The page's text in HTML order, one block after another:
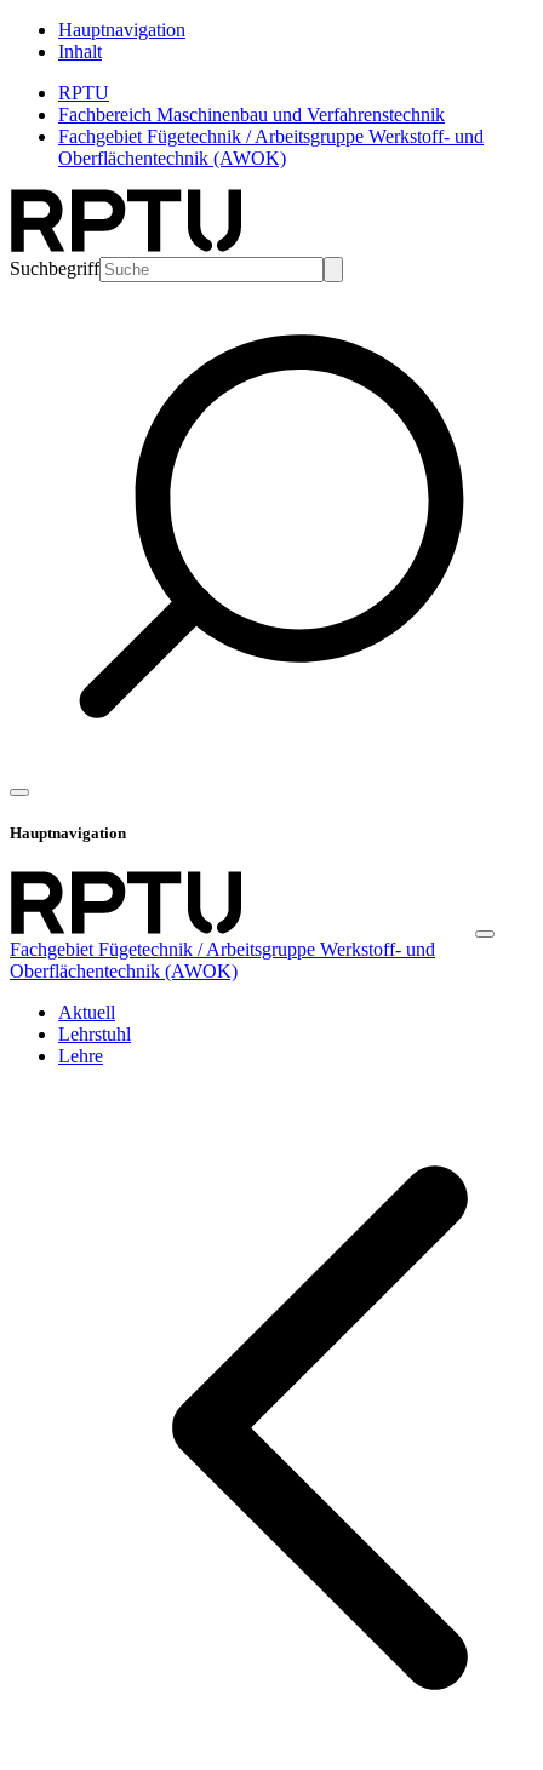
Hauptnavigation
Inhalt
RPTU
Fachbereich Maschinenbau und Verfahrenstechnik
Fachgebiet Fügetechnik / Arbeitsgruppe Werkstoff- und
Oberflächentechnik (AWOK)
Suchbegriff
Hauptnavigation
Fachgebiet Fügetechnik / Arbeitsgruppe Werkstoff- und
Oberflächentechnik (AWOK)
Aktuell
Lehrstuhl
Lehre